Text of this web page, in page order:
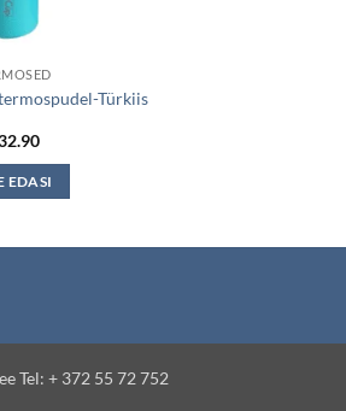
Türkiis
EDASI
Tel: + 372 55 72 752